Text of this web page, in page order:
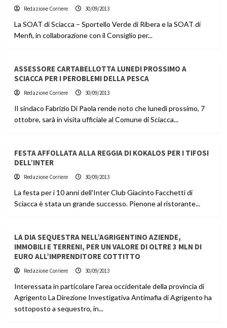
Redazione Corriere 30/09/2013
La SOAT di Sciacca – Sportello Verde di Ribera e la SOAT di
Menfi, in collaborazione con il Consiglio per...
ASSESSORE CARTABELLOTTA LUNEDI PROSSIMO A
SCIACCA PER I PEROBLEMI DELLA PESCA
Redazione Corriere 30/09/2013
Il sindaco Fabrizio Di Paola rende noto che lunedì prossimo, 7
ottobre, sarà in visita ufficiale al Comune di Sciacca...
FESTA AFFOLLATA ALLA REGGIA DI KOKALOS PER I TIFOSI
DELL’INTER
Redazione Corriere 30/09/2013
La festa per i 10 anni dell'Inter Club Giacinto Facchetti di
Sciacca è stata un grande successo. Pienone al ristorante...
LA DIA SEQUESTRA NELL’AGRIGENTINO AZIENDE,
IMMOBILI E TERRENI, PER UN VALORE DI OLTRE 3 MLN DI
EURO ALL’IMPRENDITORE COTTITTO
Redazione Corriere 30/09/2013
Interessata in particolare l'area occidentale della provincia di
Agrigento La Direzione Investigativa Antimafia di Agrigento ha
sottoposto a sequestro, in...